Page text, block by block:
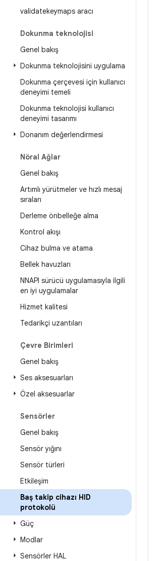
validatekeymaps aracı
Dokunma teknolojisi
Genel bakış
Dokunma teknolojisini uygulama
Dokunma çerçevesi için kullanıcı
deneyimi temeli
Dokunma teknolojisi kullanıcı
deneyimi tasarımı
Donanım değerlendirmesi
Nöral Ağlar
Genel bakış
Artımlı yürütmeler ve hızlı mesaj
sıraları
Derleme önbelleğe alma
Kontrol akışı
Cihaz bulma ve atama
Bellek havuzları
NNAPI sürücü uygulamasıyla ilgili
en iyi uygulamalar
Hizmet kalitesi
Tedarikçi uzantıları
Çevre Birimleri
Genel bakış
Ses aksesuarları
Özel aksesuarlar
Sensörler
Genel bakış
Sensör yığını
Sensör türleri
Etkileşim
Baş takip cihazı HID
protokolü
Güç
Modlar
Sensörler HAL